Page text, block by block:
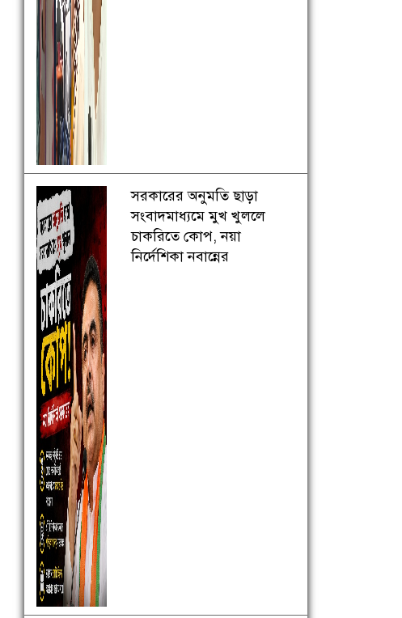
সরকারের অনুমতি ছাড়া
সংবাদমাধ্যমে মুখ খুললে
চাকরিতে কোপ, নয়া
নির্দেশিকা নবান্নের